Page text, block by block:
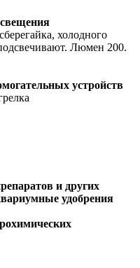
холодного
Люмен 200.
устройств
и других
удобрения